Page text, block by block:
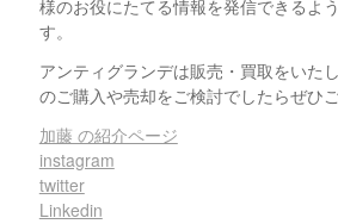
様のお役にたてる情報を発信できるよ
す。
アンティグランデは販売・買取をいた
のご購入や売却をご検討でしたらぜひ
加藤 の紹介ページ
instagram
twitter
Linkedin